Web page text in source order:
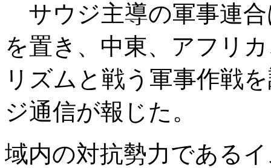
サウジ主導の軍事連
を置き、中東、アフリ
リズムと戦う軍事作戦
ジ通信が報じた。
域内の対抗勢力である